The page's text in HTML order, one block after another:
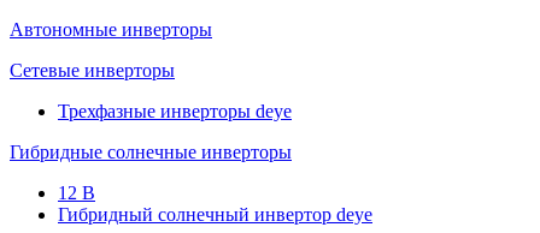
Автономные инверторы
Сетевые инверторы
Трехфазные инверторы deye
Гибридные солнечные инверторы
12 B
Гибридный солнечный инвертор deye